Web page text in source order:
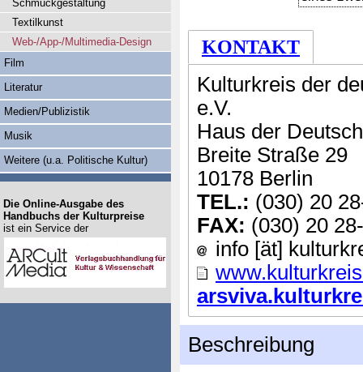
KONTAKT
Kulturkreis der
e.V.
Haus der
Breite Straße 29
10178 Berlin
TEL.: (030) 20
FAX: (030) 20
info [ät]
Beschreibung
Schmuckgestaltung
Textilkunst
Web-/App-/Multimedia-Design
Film
Literatur
Medien/Publizistik
Musik
Weitere (u.a. Politische Kultur)
Die Online-Ausgabe des
Handbuchs der Kulturpreise
ist ein Service der